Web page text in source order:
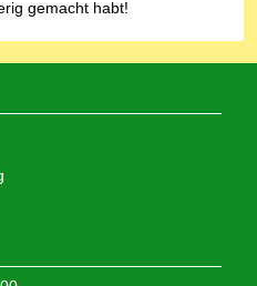
gemacht habt!